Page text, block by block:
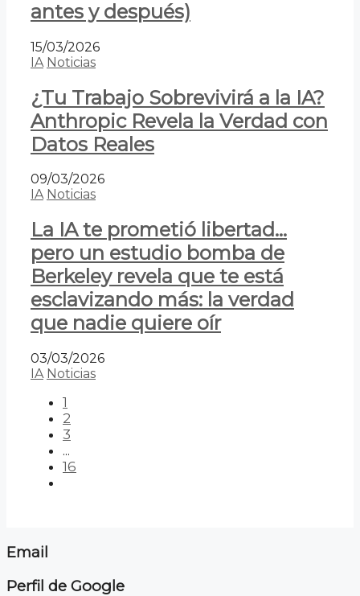
antes y después)
15/03/2026
IA Noticias
¿Tu Trabajo Sobrevivirá a la IA?
Anthropic Revela la Verdad con
Datos Reales
09/03/2026
IA Noticias
La IA te prometió libertad…
pero un estudio bomba de
Berkeley revela que te está
esclavizando más: la verdad
que nadie quiere oír
03/03/2026
IA Noticias
1
2
3
...
16
Email
Perfil de Google